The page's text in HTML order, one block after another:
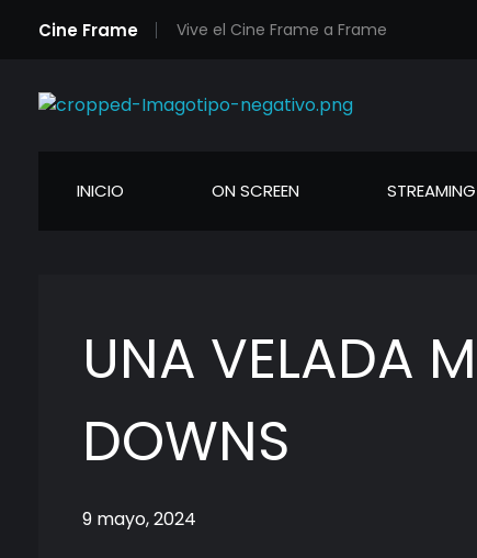
Cine Frame Vive el Cine Frame a Frame
INICIO ON SCREEN STREAMING
UNA VELADA
DOWNS
9 mayo, 2024